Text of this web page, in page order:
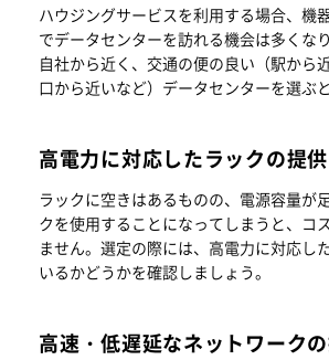
ハウジングサービスを利用する場合、機
でデータセンターを訪れる機会は多くな
自社から近く、交通の便の良い（駅から
口から近いなど）データセンターを選ぶ
高電力に対応したラックの提供
ラックに空きはあるものの、電源容量が
クを使用することになってしまうと、コ
ません。選定の際には、高電力に対応し
いるかどうかを確認しましょう。
高速・低遅延なネットワーク